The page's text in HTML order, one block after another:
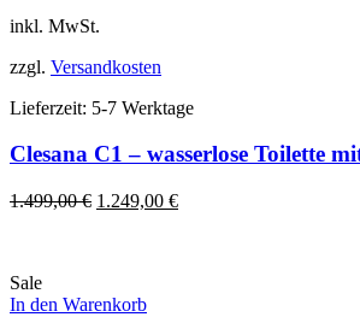
inkl. MwSt.
zzgl. Versandkosten
Lieferzeit: 5-7 Werktage
Clesana C1 – wasserlose Toilette
1.499,00€ Ursprünglicher
1.249,00 €Aktueller
Sale
In den Warenkorb